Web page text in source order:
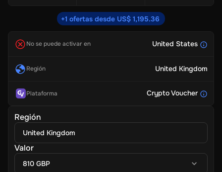
+1 ofertas desde US$ 1,195.36
No se puede activar en United States
Región United Kingdom
Plataforma Crypto Voucher
Región
United Kingdom
Valor
810 GBP